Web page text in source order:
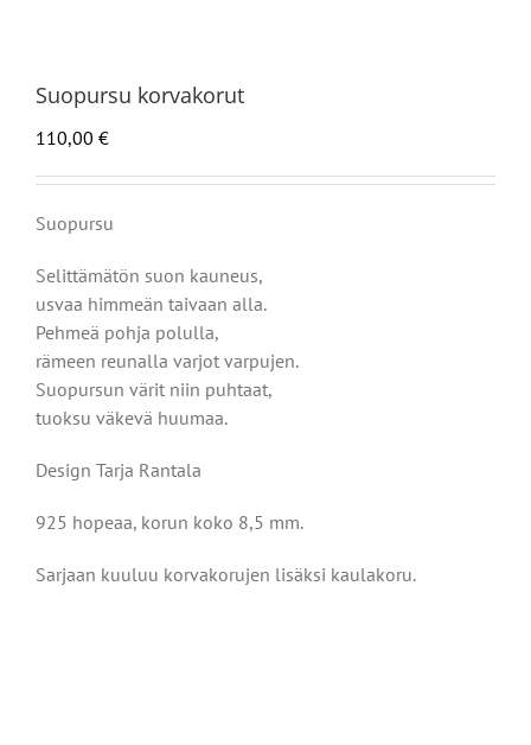
Suopursu korvakorut
110,00 €
Suopursu
Selittämätön suon kauneus,
usvaa himmeän taivaan alla.
Pehmeä pohja polulla,
rämeen reunalla varjot varpujen.
Suopursun värit niin puhtaat,
tuoksu väkevä huumaa.
Design Tarja Rantala
925 hopeaa, korun koko 8,5 mm.
Sarjaan kuuluu korvakorujen lisäksi kaulakoru.